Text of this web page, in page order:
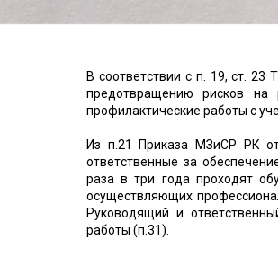
В соответствии с п. 19, ст.
предотвращению рисков на
профилактические работы с
Из п.21 Приказа МЗиСР РК
ответственные за
раза в три года проходят
осуществляющих
Руководящий и
работы (п.31).